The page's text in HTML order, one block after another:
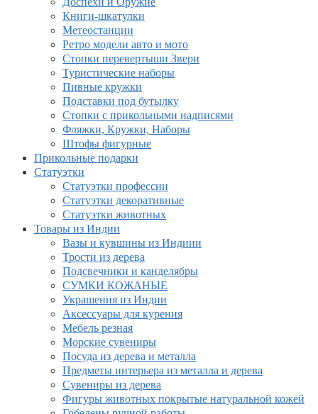
Книги-шкатулки
Метеостанции
Ретро модели авто и мото
Стопки перевертыши Звери
Туристические наборы
Пивные кружки
Подставки под бутылку
Стопки с прикольными надписями
Фляжки, Кружки, Наборы
Штофы фигурные
Прикольные подарки
Статуэтки
Статуэтки профессии
Статуэтки декоративные
Статуэтки животных
Товары из Индии
Вазы и кувшины из Индиии
Трости из дерева
Подсвечники и канделябры
СУМКИ КОЖАНЫЕ
Украшения из Индии
Аксессуары для курения
Мебель резная
Морские сувениры
Посуда из дерева и металла
Предметы интерьера из металла и дерева
Сувениры из дерева
Фигуры животных покрытые натуральной кожей